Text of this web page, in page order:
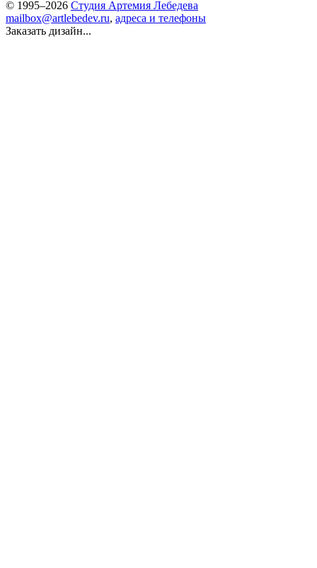
© 1995–2026 Студия Артемия Лебедева
mailbox@artlebedev.ru, адреса и телефоны
Заказать дизайн...